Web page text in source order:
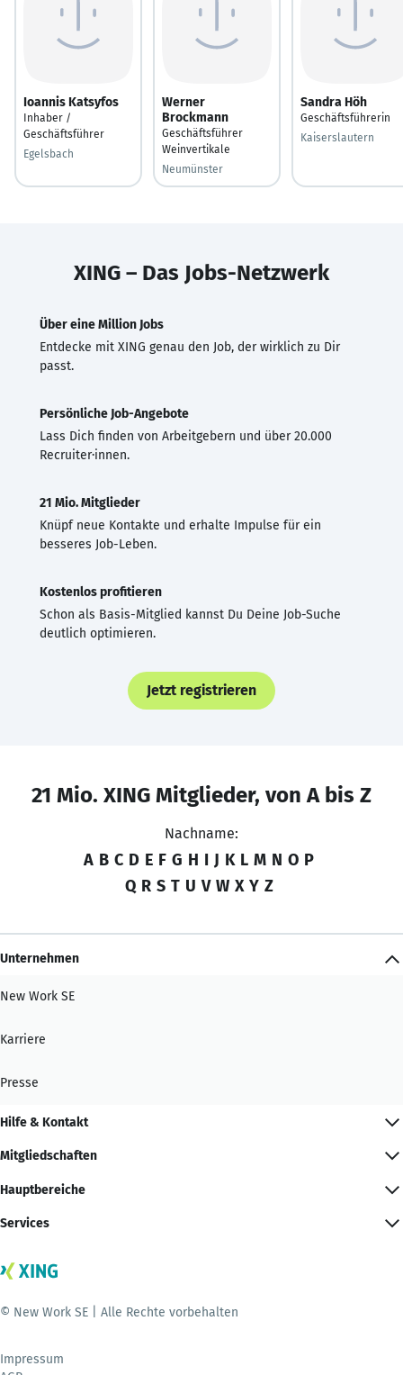
Ioannis Katsyfos
Inhaber /
Geschäftsführer
Egelsbach
Werner
Brockmann
Geschäftsführer
Weinvertikale
Neumünster
Sandra Höh
Geschäftsführerin
Kaiserslautern
XING – Das Jobs-Netzwerk
Über eine Million Jobs
Entdecke mit XING genau den Job, der wirklich zu Dir
passt.
Persönliche Job-Angebote
Lass Dich finden von Arbeitgebern und über 20.000
Recruiter·innen.
21 Mio. Mitglieder
Knüpf neue Kontakte und erhalte Impulse für ein
besseres Job-Leben.
Kostenlos profitieren
Schon als Basis-Mitglied kannst Du Deine Job-Suche
deutlich optimieren.
Jetzt registrieren
21 Mio. XING Mitglieder, von A bis Z
Nachname:
A B C D E F G H I J K L M N O P
Q R S T U V W X Y Z
Unternehmen
New Work SE
Karriere
Presse
Hilfe & Kontakt
Mitgliedschaften
Hauptbereiche
Services
© New Work SE | Alle Rechte vorbehalten
Impressum